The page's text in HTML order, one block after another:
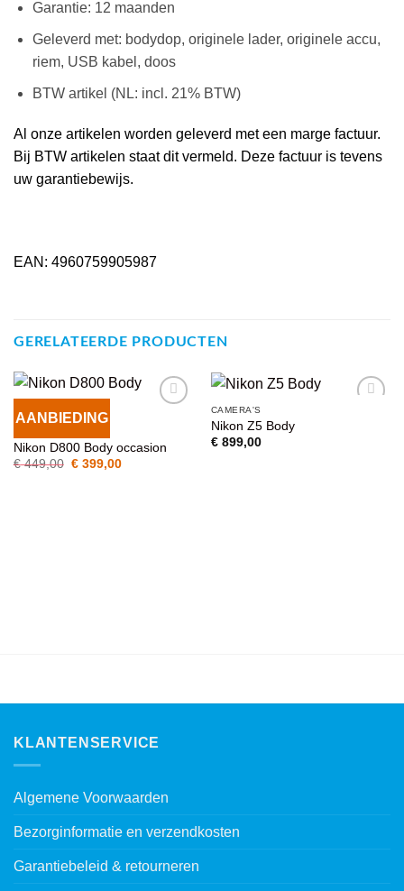
Garantie: 12 maanden
Geleverd met: bodydop, originele lader, originele accu,
riem, USB kabel, doos
BTW artikel (NL: incl. 21% BTW)
Al onze artikelen worden geleverd met een marge factuur.
Bij BTW artikelen staat dit vermeld. Deze factuur is tevens
uw garantiebewijs.
EAN: 4960759905987
GERELATEERDE PRODUCTEN
AANBIEDINGVOEG TOE
WENSENLIJST
Nikon D800 Body occasion
€449,00 Oorspronkelijke
€399,00Huidige
CAMERA'S
Nikon Z5 Body
€899,00
KLANTENSERVICE
Algemene Voorwaarden
Bezorginformatie en verzendkosten
Garantiebeleid & retourneren